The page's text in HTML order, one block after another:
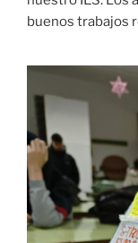
buenos trabajos